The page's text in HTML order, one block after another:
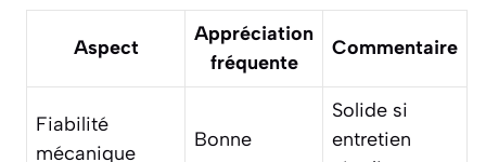
Aspect
Appréciation
fréquente
Commentaire
Fiabilité
mécanique
Bonne
Solide si
entretien